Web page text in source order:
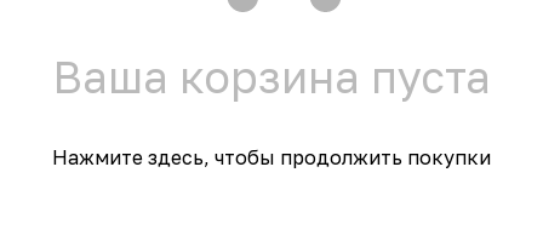
Ваша корзина пуста
Нажмите здесь, чтобы продолжить покупки